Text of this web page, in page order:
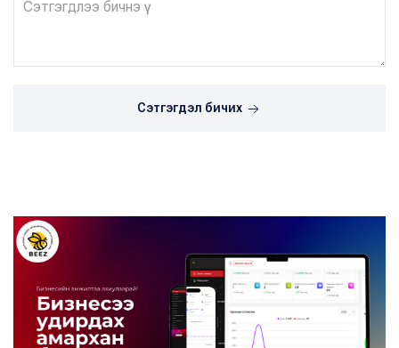
Сэтгэгдэл бичих